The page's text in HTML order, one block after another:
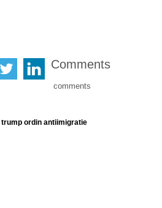
Comments
comments
trump ordin antiimigratie